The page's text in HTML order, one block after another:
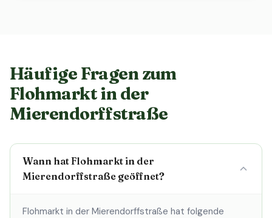
Häufige Fragen zum
Flohmarkt in der
Mierendorffstraße
Wann hat Flohmarkt in der
Mierendorffstraße geöffnet?
Flohmarkt in der Mierendorffstraße hat folgende